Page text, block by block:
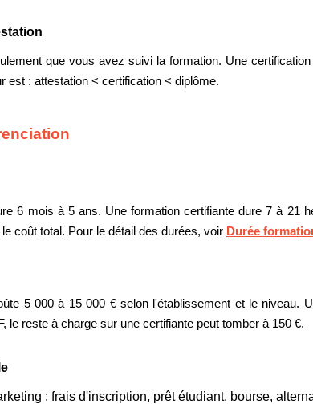
que vous avez suivi la formation. Une
est : attestation < certification < diplôme.
6 mois à 5 ans. Une formation certifiante dure 7 à 21
coût total. Pour le détail des durées, voir Durée
5 000 à 15 000 € selon l'établissement et le
le reste à charge sur une certifiante peut tomber à 150 €.
: frais d'inscription, prêt étudiant, bourse,